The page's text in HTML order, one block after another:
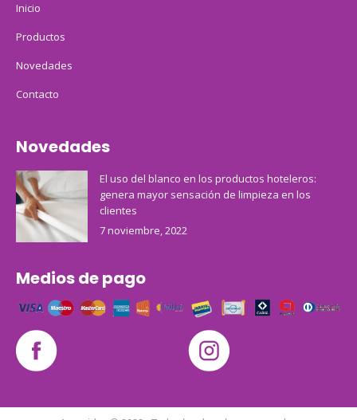
Inicio
Productos
Novedades
Contacto
Novedades
El uso del blanco en los productos hoteleros:
genera mayor sensación de limpieza en los
clientes
7 noviembre, 2022
Medios de pago